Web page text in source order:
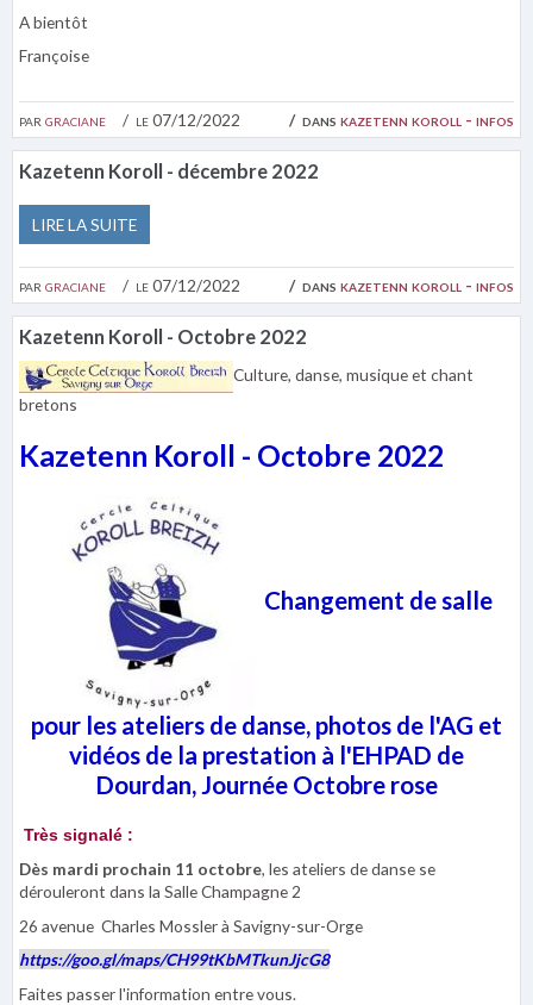
par graciane le 07/12/2022 dans kazetenn koroll - infos
A bientôt
Françoise
Kazetenn Koroll - décembre 2022
par graciane le 07/12/2022 dans kazetenn koroll - infos
LIRE LA SUITE
Kazetenn Koroll - Octobre 2022
Culture, danse, musique et chant
bretons
Kazetenn Koroll - Octobre 2022
Changement de salle
pour les ateliers de danse, photos de l'AG et
vidéos de la prestation à l'EHPAD de
Dourdan, Journée Octobre rose
Très signalé :
Dès mardi prochain 11 octobre, les ateliers de danse se
dérouleront dans la Salle Champagne 2
26 avenue Charles Mossler à Savigny-sur-Orge
https://goo.gl/maps/CH99tKbMTkunJjcG8
Faites passer l'information entre vous.